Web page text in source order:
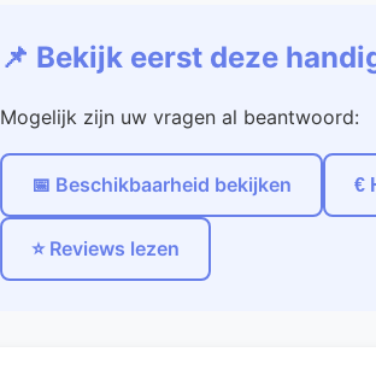
📌 Bekijk eerst deze
Mogelijk zijn uw vragen al beantwoord:
📅 Beschikbaarheid bekijken €
⭐ Reviews lezen